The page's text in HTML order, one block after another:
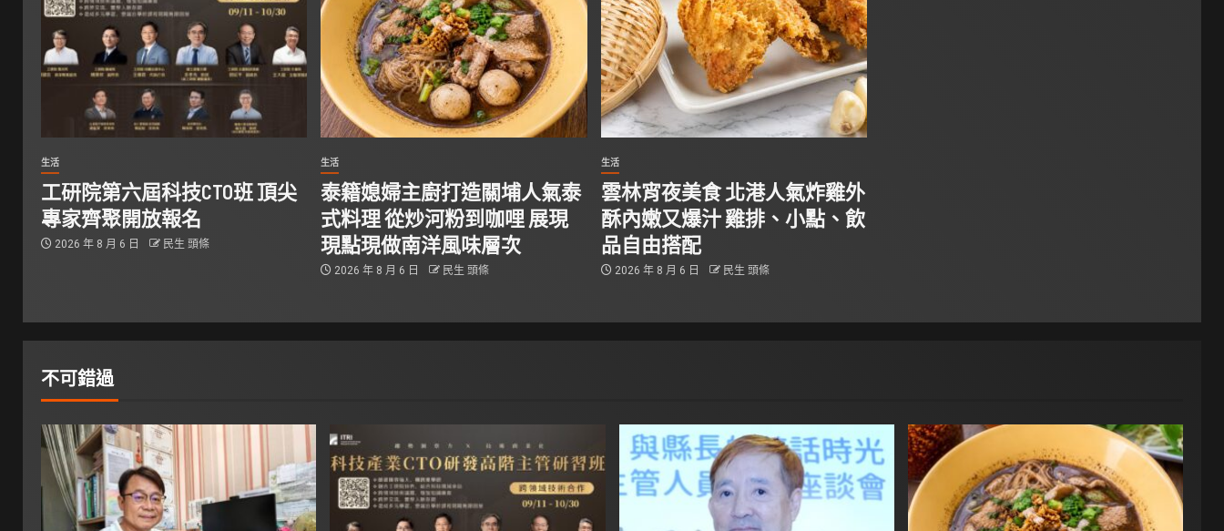
生活
工研院第六屆科技CTO班 頂尖
專家齊聚開放報名
2026 年 8 月 6 日 民生 頭條
生活
泰籍媳婦主廚打造關埔人氣泰
式料理 從炒河粉到咖哩 展現
現點現做南洋風味層次
2026 年 8 月 6 日 民生 頭條
生活
雲林宵夜美食 北港人氣炸雞外
酥內嫩又爆汁 雞排、小點、飲
品自由搭配
2026 年 8 月 6 日 民生 頭條
不可錯過